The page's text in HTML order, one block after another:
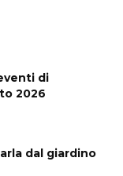
di
2026
dal giardino